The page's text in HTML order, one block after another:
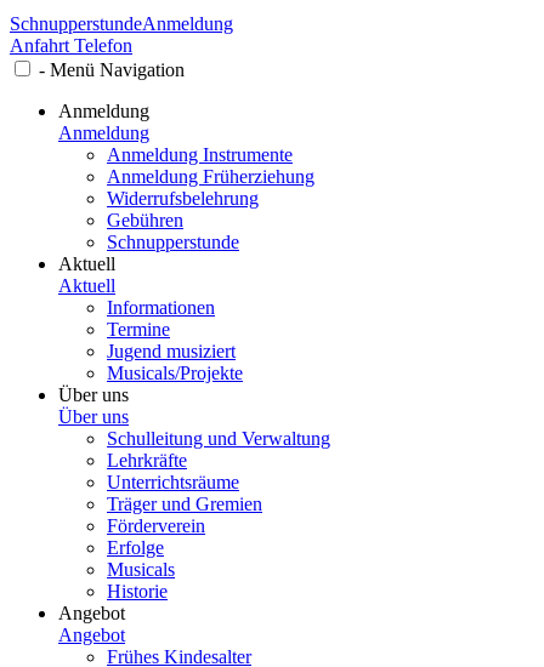
SchnupperstundeAnmeldung
Anfahrt Telefon
- Menü Navigation
Anmeldung
Anmeldung
Anmeldung Instrumente
Anmeldung Früherziehung
Widerrufsbelehrung
Gebühren
Schnupperstunde
Aktuell
Aktuell
Informationen
Termine
Jugend musiziert
Musicals/Projekte
Über uns
Über uns
Schulleitung und Verwaltung
Lehrkräfte
Unterrichtsräume
Träger und Gremien
Förderverein
Erfolge
Musicals
Historie
Angebot
Angebot
Frühes Kindesalter